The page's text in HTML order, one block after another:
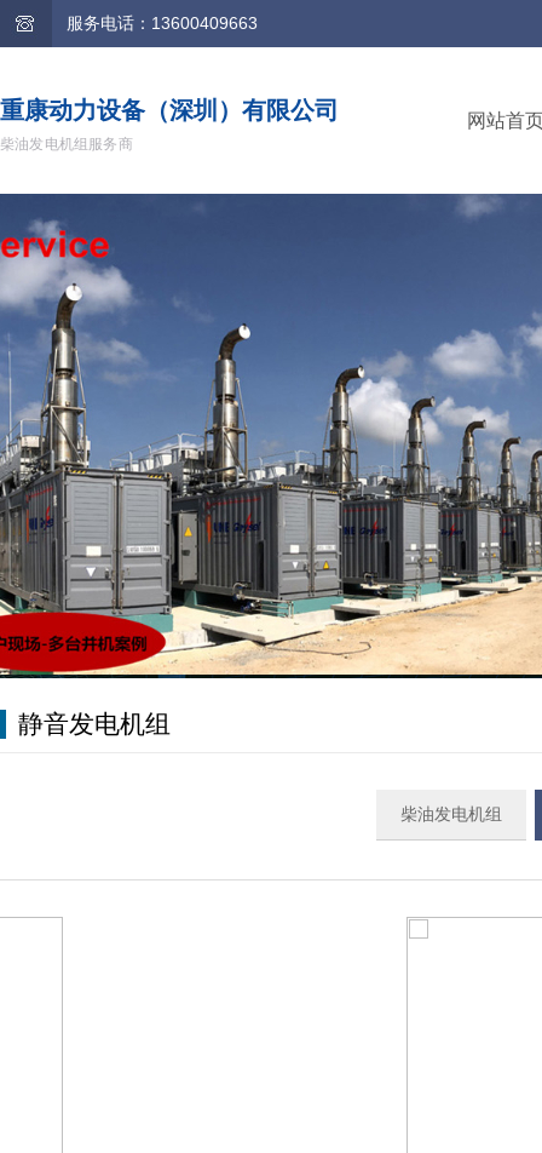
服务电话：13600409663
重康动力设备（深圳）有限公司
柴油发电机组服务商
网站首
静音发电机组
柴油发电机组